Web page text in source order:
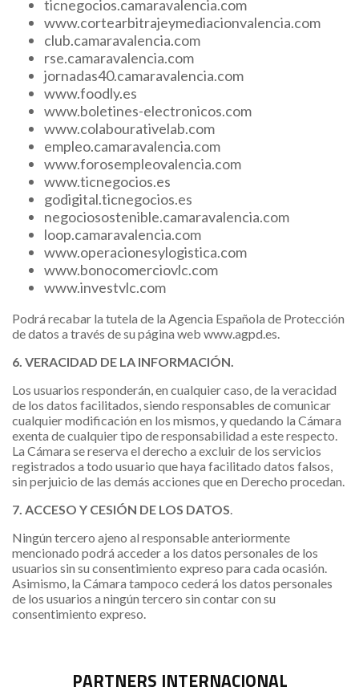
ticnegocios.camaravalencia.com
www.cortearbitrajeymediacionvalencia.com
club.camaravalencia.com
rse.camaravalencia.com
jornadas40.camaravalencia.com
www.foodly.es
www.boletines-electronicos.com
​www.colabourativelab.com
empleo.camaravalencia.com
www.forosempleovalencia.com
www.ticnegocios.es
godigital.ticnegocios.es
negociosostenible.camaravalencia.com
loop.camaravalencia.com
www.operacionesylogistica.com
www.bonocomerciovlc.com
www.investvlc.com
Podrá recabar la tutela de la Agencia Española de Protección
de datos a través de su página web www.agpd.es.
6. VERACIDAD DE LA INFORMACIÓN.
Los usuarios responderán, en cualquier caso, de la veracidad
de los datos facilitados, siendo responsables de comunicar
cualquier modificación en los mismos, y quedando la Cámara
exenta de cualquier tipo de responsabilidad a este respecto.
La Cámara se reserva el derecho a excluir de los servicios
registrados a todo usuario que haya facilitado datos falsos,
sin perjuicio de las demás acciones que en Derecho procedan.
7. ACCESO Y CESIÓN DE LOS DATOS.
Ningún tercero ajeno al responsable anteriormente
mencionado podrá acceder a los datos personales de los
usuarios sin su consentimiento expreso para cada ocasión.
Asimismo, la Cámara tampoco cederá los datos personales
de los usuarios a ningún tercero sin contar con su
consentimiento expreso.
PARTNERS INTERNACIONAL